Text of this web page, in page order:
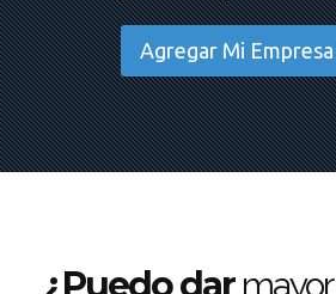
Agregar Mi
¿Puedo dar